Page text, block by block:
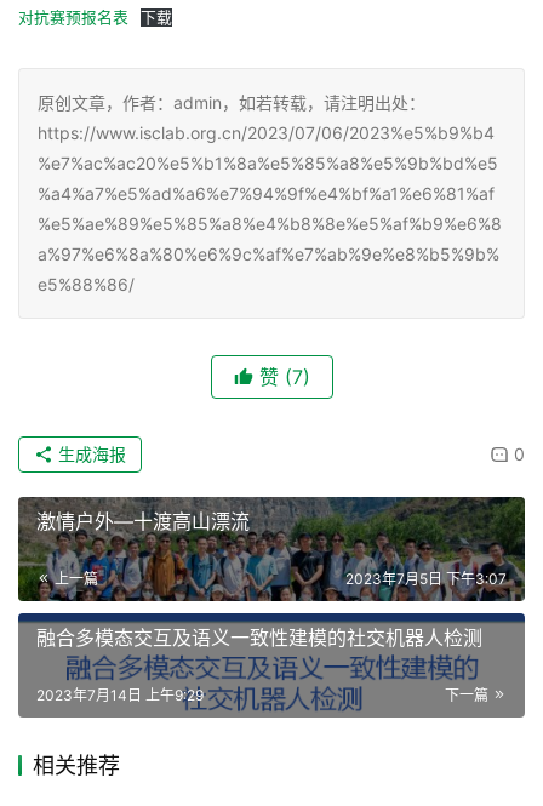
对抗赛预报名表
下载
原创文章，作者：admin，如若转载，请注明出处：
https://www.isclab.org.cn/2023/07/06/2023%e5%b9%b4
%e7%ac%ac20%e5%b1%8a%e5%85%a8%e5%9b%bd%e5
%a4%a7%e5%ad%a6%e7%94%9f%e4%bf%a1%e6%81%af
%e5%ae%89%e5%85%a8%e4%b8%8e%e5%af%b9%e6%8
a%97%e6%8a%80%e6%9c%af%e7%ab%9e%e8%b5%9b%
e5%88%86/
赞 (7)
0
生成海报
激情户外—十渡高山漂流
上一篇 2023年7月5日 下午3:07
融合多模态交互及语义一致性建模的社交机器人检测
下一篇
2023年7月14日 上午9:29
相关推荐